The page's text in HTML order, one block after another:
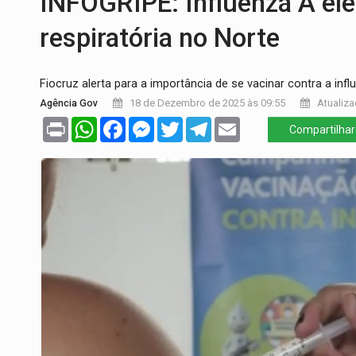
ELEIÇÕES 2026:Sgt. Mouza esclarece
JUDICIÁRIO:Sinjur parabeniza
respiratória no Norte
Fiocruz alerta para a importância de se vacinar contra a
Agência Gov 18 de Dezembro de 2025 às 09:55
Print WhatsAppFacebookMessenger
TwitterTelegram Compartilhar